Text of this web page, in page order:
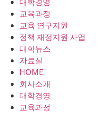
교육과정
교육 연구지원
정책 재정지원 사업
대학뉴스
자료실
HOME
회사소개
대학경영
교육과정